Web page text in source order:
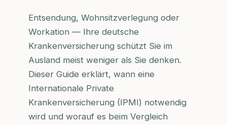
Entsendung, Wohnsitzverlegung oder
Workation — Ihre deutsche
Krankenversicherung schützt Sie im
Ausland meist weniger als Sie denken.
Dieser Guide erklärt, wann eine
Internationale Private
Krankenversicherung (IPMI) notwendig
wird und worauf es beim Vergleich